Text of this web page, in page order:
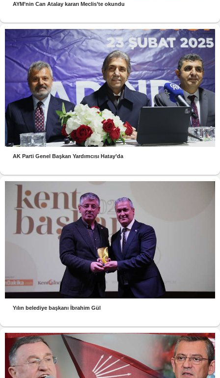
AYM’nin Can Atalay kararı Meclis’te okundu
AK Parti Genel Başkan Yardımcısı Hatay’da
Yılın belediye başkanı İbrahim Gül